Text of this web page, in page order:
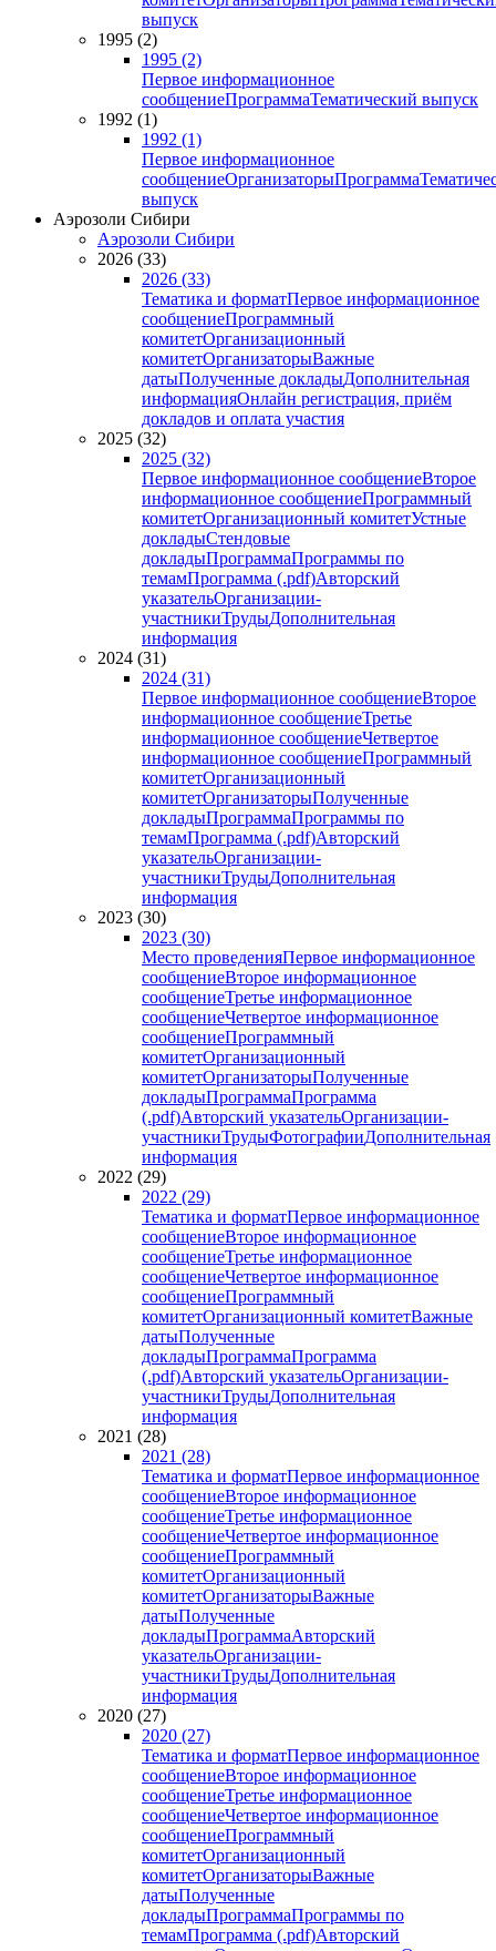
выпуск
1995 (2)
1995 (2)
Первое информационное
сообщениеПрограммаТематический выпуск
1992 (1)
1992 (1)
Первое информационное
сообщениеОрганизаторыПрограмма
выпуск
Аэрозоли Сибири
Аэрозоли Сибири
2026 (33)
2026 (33)
Тематика и форматПервое информационное
сообщениеПрограммный
комитетОрганизационный
комитетОрганизаторыВажные
датыПолученные докладыДополнительная
информацияОнлайн регистрация, приём
докладов и оплата участия
2025 (32)
2025 (32)
Первое информационное сообщениеВторое
информационное сообщениеПрограммный
комитетОрганизационный комитетУстные
докладыСтендовые
докладыПрограммаПрограммы по
темамПрограмма (.pdf)Авторский
указательОрганизации-
участникиТрудыДополнительная
информация
2024 (31)
2024 (31)
Первое информационное сообщениеВторое
информационное сообщениеТретье
информационное сообщениеЧетвертое
информационное сообщениеПрограммный
комитетОрганизационный
комитетОрганизаторыПолученные
докладыПрограммаПрограммы по
темамПрограмма (.pdf)Авторский
указательОрганизации-
участникиТрудыДополнительная
информация
2023 (30)
2023 (30)
Место проведенияПервое информационное
сообщениеВторое информационное
сообщениеТретье информационное
сообщениеЧетвертое информационное
сообщениеПрограммный
комитетОрганизационный
комитетОрганизаторыПолученные
докладыПрограммаПрограмма
(.pdf)Авторский указательОрганизации-
участникиТрудыФотографииДополнительная
информация
2022 (29)
2022 (29)
Тематика и форматПервое информационное
сообщениеВторое информационное
сообщениеТретье информационное
сообщениеЧетвертое информационное
сообщениеПрограммный
комитетОрганизационный комитетВажные
датыПолученные
докладыПрограммаПрограмма
(.pdf)Авторский указательОрганизации-
участникиТрудыДополнительная
информация
2021 (28)
2021 (28)
Тематика и форматПервое информационное
сообщениеВторое информационное
сообщениеТретье информационное
сообщениеЧетвертое информационное
сообщениеПрограммный
комитетОрганизационный
комитетОрганизаторыВажные
датыПолученные
докладыПрограммаАвторский
указательОрганизации-
участникиТрудыДополнительная
информация
2020 (27)
2020 (27)
Тематика и форматПервое информационное
сообщениеВторое информационное
сообщениеТретье информационное
сообщениеЧетвертое информационное
сообщениеПрограммный
комитетОрганизационный
комитетОрганизаторыВажные
датыПолученные
докладыПрограммаПрограммы по
темамПрограмма (.pdf)Авторский